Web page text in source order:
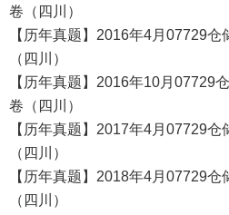
卷（四川）
【历年真题】2016年4月07729
（四川）
【历年真题】2016年10月07729
卷（四川）
【历年真题】2017年4月07729
（四川）
【历年真题】2018年4月07729
（四川）